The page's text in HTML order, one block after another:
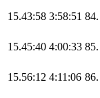
15.43:58 3:58:51 84.
15.45:40 4:00:33 85.
15.56:12 4:11:06 86.